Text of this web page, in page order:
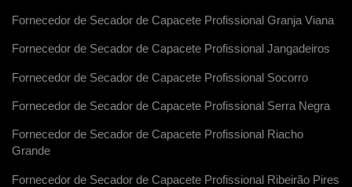
Fornecedor de Secador de Capacete Profissional Granja Viana
Fornecedor de Secador de Capacete Profissional Jangadeiros
Fornecedor de Secador de Capacete Profissional Socorro
Fornecedor de Secador de Capacete Profissional Serra Negra
Fornecedor de Secador de Capacete Profissional Riacho
Grande
Fornecedor de Secador de Capacete Profissional Ribeirão Pires